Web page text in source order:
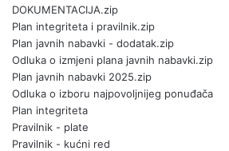
DOKUMENTACIJA.zip
Plan integriteta i pravilnik.zip
Plan javnih nabavki - dodatak.zip
Odluka o izmjeni plana javnih nabavki.zip
Plan javnih nabavki 2025.zip
Odluka o izboru najpovoljnijeg ponuđača
Plan integriteta
Pravilnik - plate
Pravilnik - kućni red